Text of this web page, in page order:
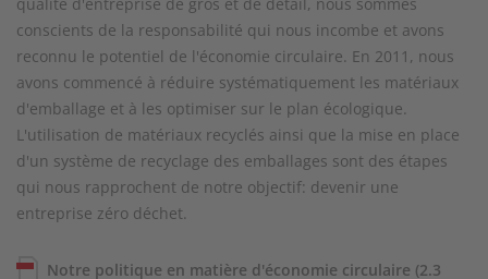
conscients de la responsabilité qui nous incombe et avons
reconnu le potentiel de l'économie circulaire. En 2011, nous
avons commencé à réduire systématiquement les matériaux
d'emballage et à les optimiser sur le plan écologique.
L'utilisation de matériaux recyclés ainsi que la mise en place
d'un système de recyclage des emballages sont des étapes
qui nous rapprochent de notre objectif: devenir une
entreprise zéro déchet.
Notre politique en matière d'économie circulaire (2.3